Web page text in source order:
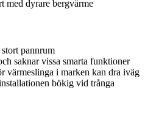
med dyrare bergvärme
pannrum
saknar vissa smarta funktioner
värmeslinga i marken kan dra iväg
bökig vid trånga